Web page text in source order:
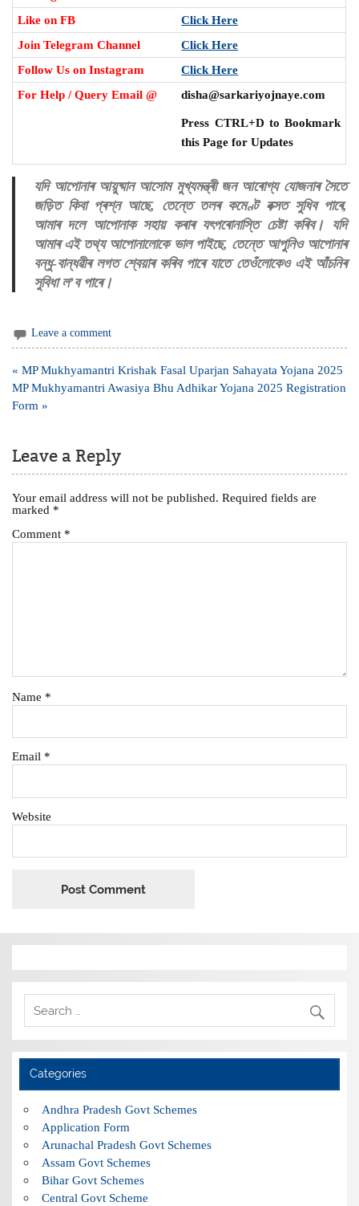
Like on FB
Click Here
Join Telegram Channel
Click Here
Follow Us on Instagram
Click Here
For Help / Query Email @
disha@sarkariyojnaye.com
Press CTRL+D to Bookmark
this Page for Updates
যদি আপোনাৰ আয়ুষ্মান আসোম মুখ্যমন্ত্ৰী জন আৰোগ্য যোজনাৰ সৈতে
জড়িত কিবা প্ৰশ্ন আছে, তেন্তে তলৰ কমেণ্ট বক্সত সুধিব পাৰে,
আমাৰ দলে আপোনাক সহায় কৰাৰ যৎপৰোনাস্তি চেষ্টা কৰিব। যদি
আমাৰ এই তথ্য আপোনালোকে ভাল পাইছে, তেন্তে আপুনিও আপোনাৰ
বন্ধু-বান্ধৱীৰ লগত শ্বেয়াৰ কৰিব পাৰে যাতে তেওঁলোকেও এই আঁচনিৰ
সুবিধা ল’ব পাৰে।
Leave a comment
Post
navigation
« MP Mukhyamantri Krishak Fasal Uparjan Sahayata Yojana 2025
MP Mukhyamantri Awasiya Bhu Adhikar Yojana 2025 Registration
Form »
Leave a Reply
Your email address will not be published. Required fields are
marked *
Comment *
Name *
Email *
Website
Categories
Andhra Pradesh Govt Schemes
Application Form
Arunachal Pradesh Govt Schemes
Assam Govt Schemes
Bihar Govt Schemes
Central Govt Scheme